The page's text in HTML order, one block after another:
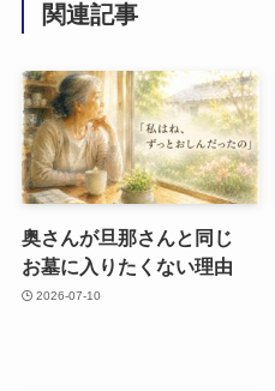
関連記事
奥さんが​旦那さんと​同じ​
お墓に​入りたくない​理由
2026-07-10